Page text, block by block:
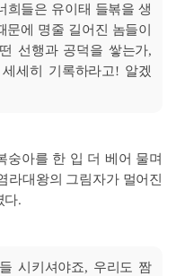
희들은 유이태 들볶을 생
문에 명줄 길어진 놈들이
선행과 공덕을 쌓는가,
세히 기록하라고! 알겠
숭아를 한 입 더 베어 물며
라대왕의 그림자가 멀어진
다.
시키셔야죠, 우리도 짬